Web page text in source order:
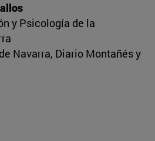
y Psicología de la
Navarra, Diario Montañés y